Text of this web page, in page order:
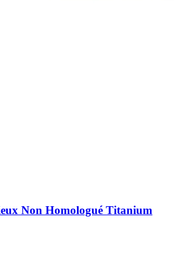
Non Homologué Titanium